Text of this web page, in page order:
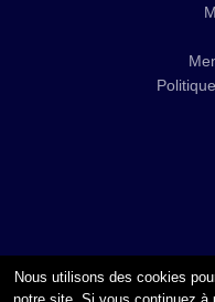
Nous utilisons des cookies